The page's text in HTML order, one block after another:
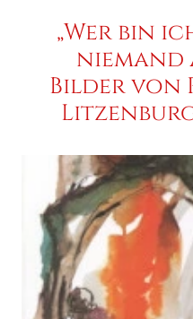
„Wer bin
niemand
Bilder von